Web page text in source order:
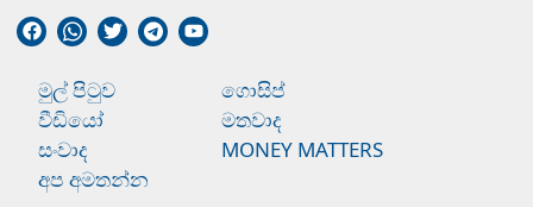
මුල් පිටුව
ගොසිප්
වීඩියෝ
මතවාද
සංවාද
MONEY MATTERS
අප අමතන්න